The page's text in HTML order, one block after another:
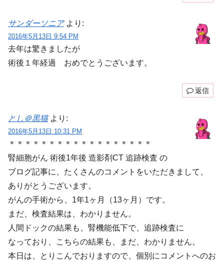
サンダーソニア より:
2016年5月13日 9:54 PM
去年は驚きましたが
術後１年経過 おめでとうございます。
返信
とし＠黒猫 より:
2016年5月13日 10:31 PM
＊＊＊＊＊＊＊＊＊＊＊＊＊＊＊＊＊＊
腎細胞がん 術後1年後 造影剤CT 追跡検査 の
ブログ記事に、たくさんのコメントをいただきまして、
ありがとうございます。
がんの手術から、1年1ヶ月（13ヶ月）です。
まだ、検査結果は、わかりません。
人間ドックの結果も、腎機能低下で、追跡検査に
なっており、こちらの結果も、まだ、わかりません。
本日は、とりこんでおりますので、個別にコメントへのお